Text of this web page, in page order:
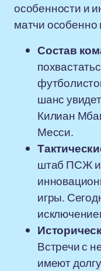
особенности и
матчи
Состав
шанс
Килиан
Месси.
штаб ПСЖ
игры.
Встречи с
имеют